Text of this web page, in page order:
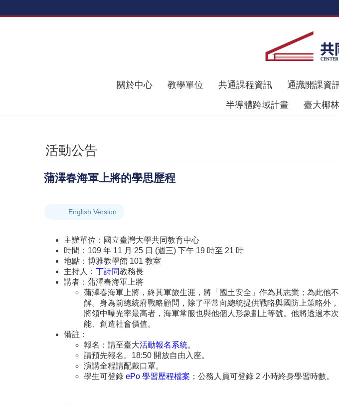
關於中心 教學單位 共通課程資訊 通識開課資
半導體跨域計畫
臺大椰
活動公告
蒲澤春海軍上將的學思歷程
English Version
主辦單位：國立臺灣大學共同教育中心
時間：109 年 11 月 25 日 (週三) 下午 19 時至 21 時
地點：博雅教學館 101 教室
主持人： 丁詩同教務長
講者：蒲澤春海軍上將
蒲澤春海軍上將，終其軍旅生涯，將「國土安全」作為其志業；為此他
解。身為前總統府戰略顧問，除了平常向總統提供戰略與國防上策略外
將領中曝光率最高者，海軍常服也與他個人形象劃上等號。他將透過本
能、創造社會價值。
備註：
報名：請至臺大活動報名系統。
請預先報名。18:50 開放自由入座。
演講全程請配戴口罩。
學生可登錄 ePo 學習歷程檔案 ；公務人員可登錄 2 小時終身學習時數。